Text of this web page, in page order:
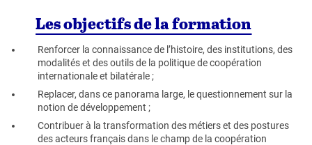
Les objectifs de la formation
Renforcer la connaissance de l’histoire, des institutions, des
modalités et des outils de la politique de coopération
internationale et bilatérale ;
Replacer, dans ce panorama large, le questionnement sur la
notion de développement ;
Contribuer à la transformation des métiers et des postures
des acteurs français dans le champ de la coopération